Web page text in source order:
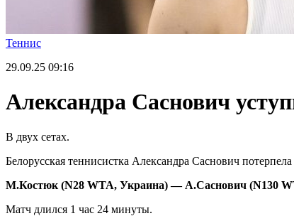
Теннис
29.09.25 09:16
Александра Саснович
В двух сетах.
Белорусская теннисистка Александра Саснович
М.Костюк (N28 WTA, Украина) — А.Саснович (N130
Матч длился 1 час 24 минуты.